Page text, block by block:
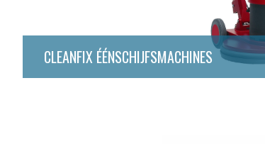
CLEANFIX ÉÉNSCHIJFSMACHINES